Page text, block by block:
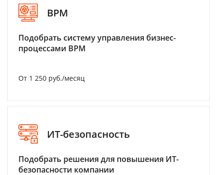
BPM
Подобрать систему управления бизнес-
процессами BPM
От 1 250 руб./месяц
ИТ-безопасность
Подобрать решения для повышения ИТ-
безопасности компании